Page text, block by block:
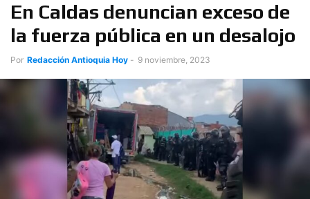
En Caldas denuncian exceso de
la fuerza pública en un desalojo
Por Redacción Antioquia Hoy - 9 noviembre, 2023